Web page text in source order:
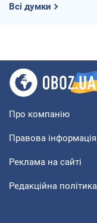
Всі думки
Про компанію
Правова інформація
Реклама на сайті
Редакційна політика